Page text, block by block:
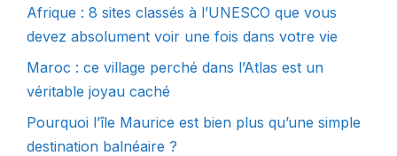
Afrique : 8 sites classés à l’UNESCO que vous
devez absolument voir une fois dans votre vie
Maroc : ce village perché dans l’Atlas est un
véritable joyau caché
Pourquoi l’île Maurice est bien plus qu’une simple
destination balnéaire ?